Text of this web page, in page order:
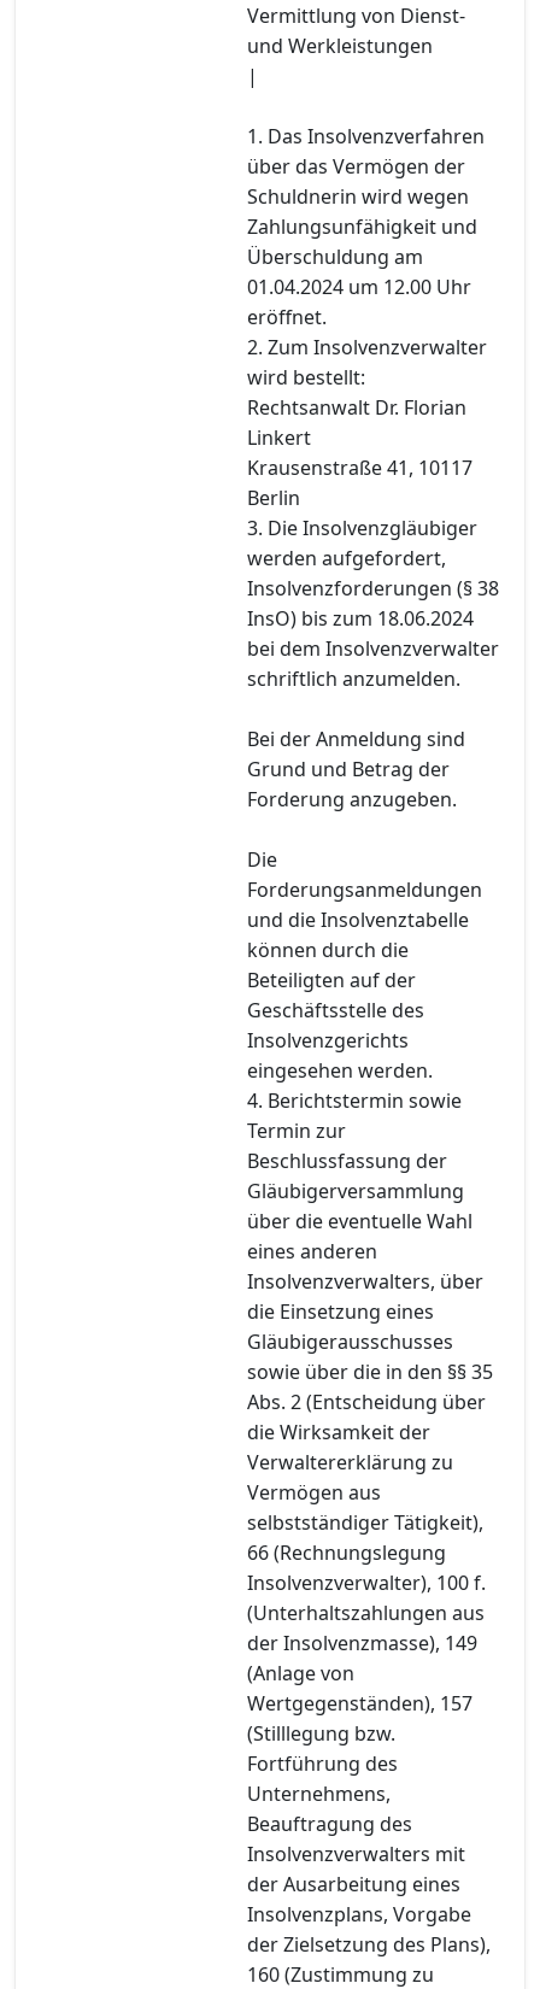
Vermittlung von Dienst-
und Werkleistungen
|
1. Das Insolvenzverfahren
über das Vermögen der
Schuldnerin wird wegen
Zahlungsunfähigkeit und
Überschuldung am
01.04.2024 um 12.00 Uhr
eröffnet.
2. Zum Insolvenzverwalter
wird bestellt:
Rechtsanwalt Dr. Florian
Linkert
Krausenstraße 41, 10117
Berlin
3. Die Insolvenzgläubiger
werden aufgefordert,
Insolvenzforderungen (§ 38
InsO) bis zum 18.06.2024
bei dem Insolvenzverwalter
schriftlich anzumelden.
Bei der Anmeldung sind
Grund und Betrag der
Forderung anzugeben.
Die
Forderungsanmeldungen
und die Insolvenztabelle
können durch die
Beteiligten auf der
Geschäftsstelle des
Insolvenzgerichts
eingesehen werden.
4. Berichtstermin sowie
Termin zur
Beschlussfassung der
Gläubigerversammlung
über die eventuelle Wahl
eines anderen
Insolvenzverwalters, über
die Einsetzung eines
Gläubigerausschusses
sowie über die in den §§ 35
Abs. 2 (Entscheidung über
die Wirksamkeit der
Verwaltererklärung zu
Vermögen aus
selbstständiger Tätigkeit),
66 (Rechnungslegung
Insolvenzverwalter), 100 f.
(Unterhaltszahlungen aus
der Insolvenzmasse), 149
(Anlage von
Wertgegenständen), 157
(Stilllegung bzw.
Fortführung des
Unternehmens,
Beauftragung des
Insolvenzverwalters mit
der Ausarbeitung eines
Insolvenzplans, Vorgabe
der Zielsetzung des Plans),
160 (Zustimmung zu